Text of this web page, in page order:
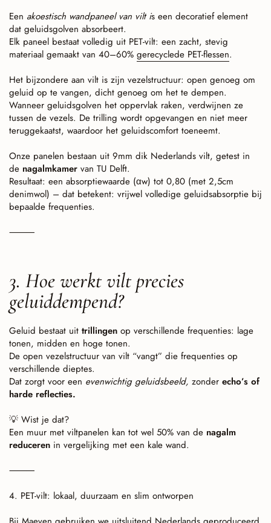
Een akoestisch wandpaneel van vilt is een decoratief element
dat geluidsgolven absorbeert.
Elk paneel bestaat volledig uit PET-vilt: een zacht, stevig
materiaal gemaakt van 40–60% gerecyclede PET-flessen.
Het bijzondere aan vilt is zijn vezelstructuur: open genoeg om
geluid op te vangen, dicht genoeg om het te dempen.
Wanneer geluidsgolven het oppervlak raken, verdwijnen ze
tussen de vezels. De trilling wordt opgevangen en niet meer
teruggekaatst, waardoor het geluidscomfort toeneemt.
Onze panelen bestaan uit 9mm dik Nederlands vilt, getest in
de nagalmkamer van TU Delft.
Resultaat: een absorptiewaarde (αw) tot 0,80 (met 2,5cm
denimwol) – dat betekent: vrijwel volledige geluidsabsorptie bij
bepaalde frequenties.
⸻
3. Hoe werkt vilt precies
geluiddempend?
Geluid bestaat uit trillingen op verschillende frequenties: lage
tonen, midden en hoge tonen.
De open vezelstructuur van vilt “vangt” die frequenties op
verschillende dieptes.
Dat zorgt voor een evenwichtig geluidsbeeld, zonder echo’s of
harde reflecties.
💡 Wist je dat?
Een muur met viltpanelen kan tot wel 50% van de nagalm
reduceren in vergelijking met een kale wand.
⸻
4. PET-vilt: lokaal, duurzaam en slim ontworpen